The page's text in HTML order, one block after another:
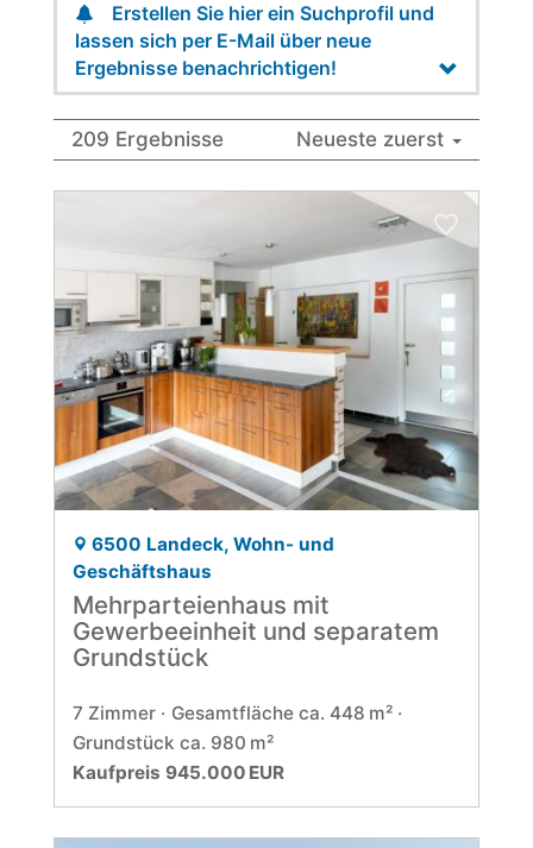
Erstellen Sie hier ein Suchprofil und
lassen sich per E-Mail über neue
Ergebnisse benachrichtigen!
209 Ergebnisse Neueste zuerst
6500 Landeck, Wohn- und
Geschäftshaus
Mehrparteienhaus mit
Gewerbeeinheit und separatem
Grundstück
7 Zimmer
Gesamtfläche ca. 448 m²
Grund­stück ca. 980 m²
Kaufpreis 945.000 EUR